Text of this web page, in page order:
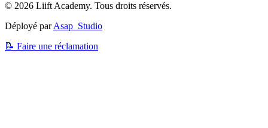
© 2026 Liift Academy. Tous droits réservés.
Déployé par Asap_Studio
📝 Faire une réclamation